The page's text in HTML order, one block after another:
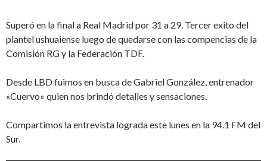
Superó en la final a Real Madrid por 31 a 29. Tercer exito del
plantel ushuaiense luego de quedarse con las compencias de la
Comisión RG y la Federación TDF.
Desde LBD fuimos en busca de Gabriel González, entrenador
«Cuervo» quien nos brindó detalles y sensaciones.
Compartimos la entrevista lograda este lunes en la 94.1 FM del
Sur.